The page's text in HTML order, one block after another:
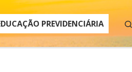
PREVIDENCIÁRIA